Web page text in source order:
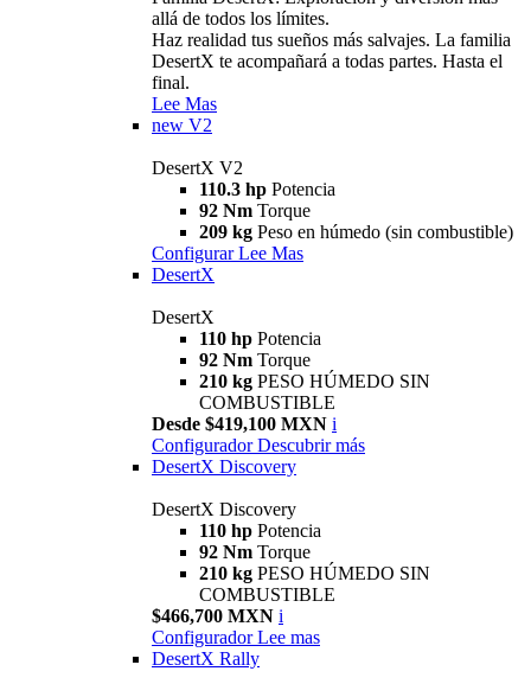
allá de todos los límites.
Haz realidad tus sueños más salvajes. La familia
DesertX te acompañará a todas partes. Hasta el
final.
Lee Mas
new V2
DesertX V2
110.3 hp Potencia
92 Nm Torque
209 kg Peso en húmedo (sin combustible)
Configurar Lee Mas
DesertX
DesertX
110 hp Potencia
92 Nm Torque
210 kg PESO HÚMEDO SIN
COMBUSTIBLE
Desde $419,100 MXN i
Configurador Descubrir más
DesertX Discovery
DesertX Discovery
110 hp Potencia
92 Nm Torque
210 kg PESO HÚMEDO SIN
COMBUSTIBLE
$466,700 MXN i
Configurador Lee mas
DesertX Rally